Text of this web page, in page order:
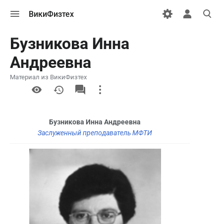
меню
ВикиФизтех
Открыть
поиск
Бузникова Инна
Андреевна
Материал из ВикиФизтех
More
actions
Бузникова Инна Андреевна
Заслуженный преподаватель МФТИ